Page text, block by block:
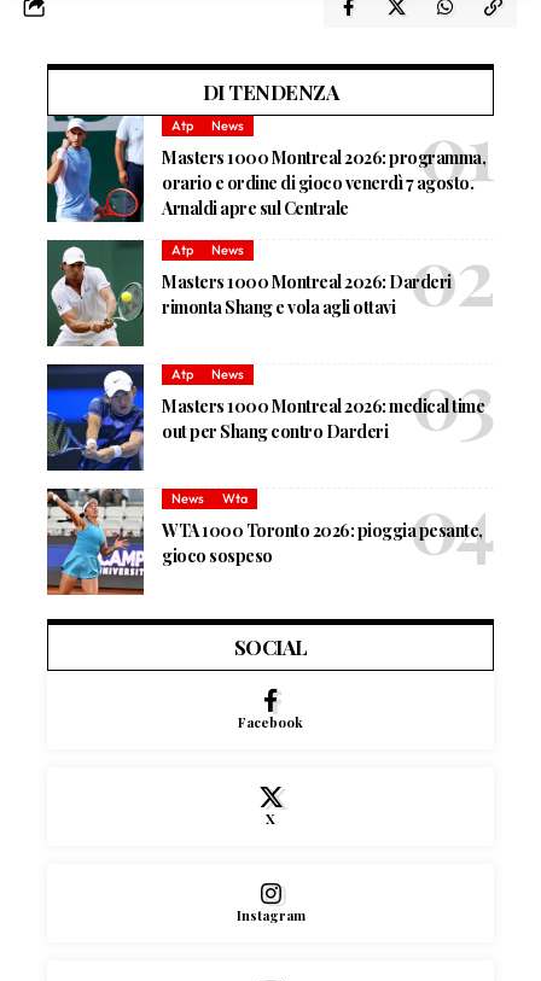
DI TENDENZA
Atp News
Masters 1000 Montreal 2026: programma,
orario e ordine di gioco venerdì 7 agosto.
Arnaldi apre sul Centrale
Atp News
Masters 1000 Montreal 2026: Darderi
rimonta Shang e vola agli ottavi
Atp News
Masters 1000 Montreal 2026: medical time
out per Shang contro Darderi
News Wta
WTA 1000 Toronto 2026: pioggia pesante,
gioco sospeso
SOCIAL
Facebook
X
Instagram